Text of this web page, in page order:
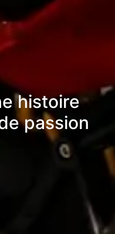
histoire
passion